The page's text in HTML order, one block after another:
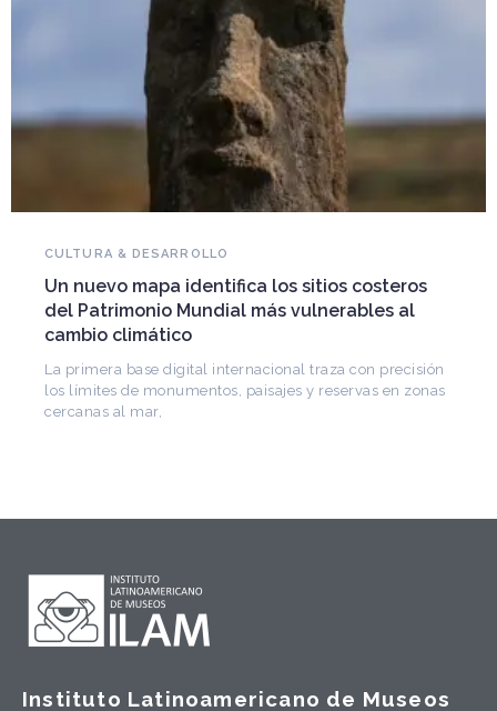
Falleció Ramón Gutiérrez, guardián del
patrimonio iberoamericano
Arquitecto, historiador e Investigador Superior del
CONICET, fundó el CEDODAL e impulsó los Seminarios
de Arquitectura Latinoamericana. Publicó más de
Instituto Latinoamericano de Museos